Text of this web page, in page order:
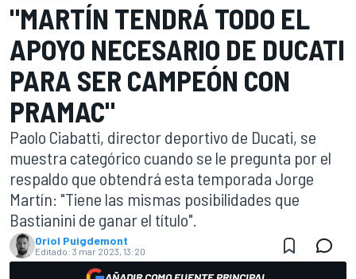
"MARTÍN TENDRÁ TODO EL
APOYO NECESARIO DE DUCATI
PARA SER CAMPEÓN CON
PRAMAC"
Paolo Ciabatti, director deportivo de Ducati, se
muestra categórico cuando se le pregunta por el
respaldo que obtendrá esta temporada Jorge
Martín: "Tiene las mismas posibilidades que
Bastianini de ganar el título".
Oriol Puigdemont
Editado: 3 mar 2023, 13:20